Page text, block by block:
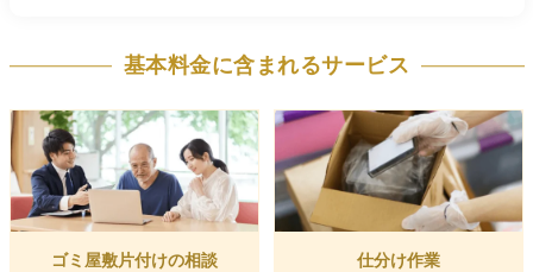
基本料金に含まれるサービス
ゴミ屋敷片付けの相談 仕分け作業